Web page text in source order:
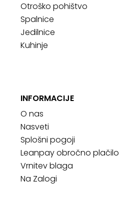
Otroško pohištvo
Spalnice
Jedilnice
Kuhinje
INFORMACIJE
O nas
Nasveti
Splošni pogoji
Leanpay obročno plačilo
Vrnitev blaga
Na Zalogi